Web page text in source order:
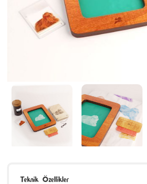
Teknik Özellikler